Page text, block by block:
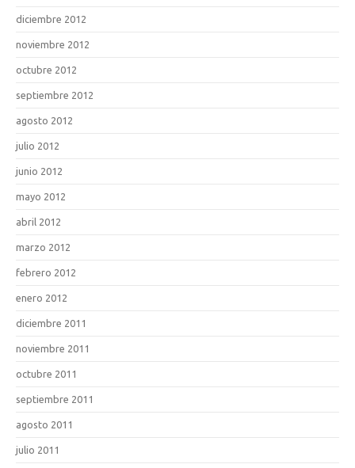
diciembre 2012
noviembre 2012
octubre 2012
septiembre 2012
agosto 2012
julio 2012
junio 2012
mayo 2012
abril 2012
marzo 2012
febrero 2012
enero 2012
diciembre 2011
noviembre 2011
octubre 2011
septiembre 2011
agosto 2011
julio 2011